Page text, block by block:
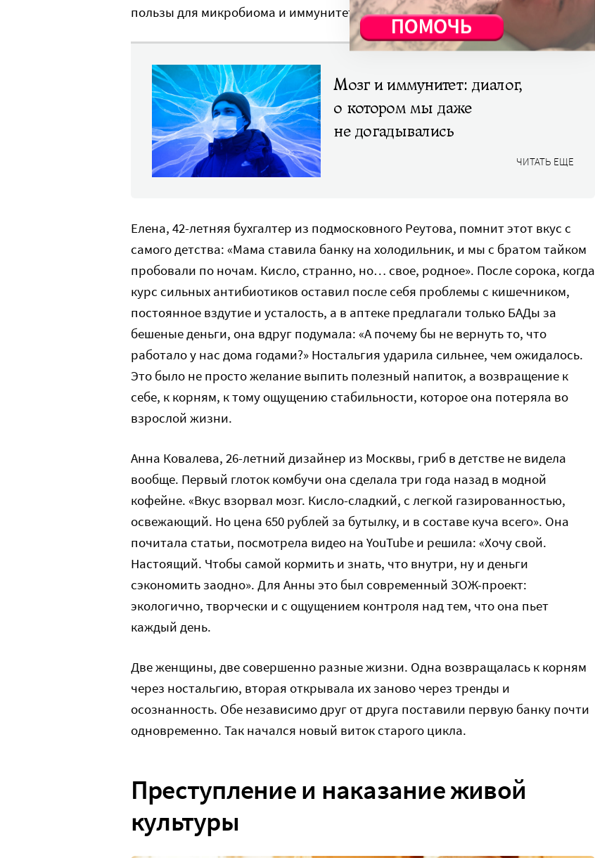
пользы для микробиома и иммунитета.
Мозг и иммунитет: диалог,
о котором мы даже
не догадывались
ЧИТАТЬ ЕЩЕ
Елена, 42-летняя бухгалтер из подмосковного Реутова, помнит этот вкус с
самого детства: «Мама ставила банку на холодильник, и мы с братом тайком
пробовали по ночам. Кисло, странно, но… свое, родное». После сорока, когда
курс сильных антибиотиков оставил после себя проблемы с кишечником,
постоянное вздутие и усталость, а в аптеке предлагали только БАДы за
бешеные деньги, она вдруг подумала: «А почему бы не вернуть то, что
работало у нас дома годами?» Ностальгия ударила сильнее, чем ожидалось.
Это было не просто желание выпить полезный напиток, а возвращение к
себе, к корням, к тому ощущению стабильности, которое она потеряла во
взрослой жизни.
Анна Ковалева, 26-летний дизайнер из Москвы, гриб в детстве не видела
вообще. Первый глоток комбучи она сделала три года назад в модной
кофейне. «Вкус взорвал мозг. Кисло-сладкий, с легкой газированностью,
освежающий. Но цена 650 рублей за бутылку, и в составе куча всего». Она
почитала статьи, посмотрела видео на YouTube и решила: «Хочу свой.
Настоящий. Чтобы самой кормить и знать, что внутри, ну и деньги
сэкономить заодно». Для Анны это был современный ЗОЖ-проект:
экологично, творчески и с ощущением контроля над тем, что она пьет
каждый день.
Две женщины, две совершенно разные жизни. Одна возвращалась к корням
через ностальгию, вторая открывала их заново через тренды и
осознанность. Обе независимо друг от друга поставили первую банку почти
одновременно. Так начался новый виток старого цикла.
Преступление и наказание живой
культуры